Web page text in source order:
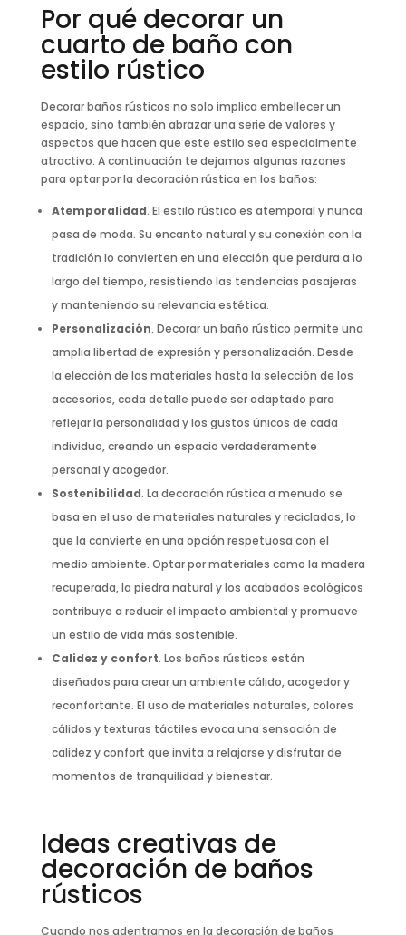
Por qué decorar un
cuarto de baño con
estilo rústico
Decorar baños rústicos no solo implica embellecer un
espacio, sino también abrazar una serie de valores y
aspectos que hacen que este estilo sea especialmente
atractivo. A continuación te dejamos algunas razones
para optar por la decoración rústica en los baños:
Atemporalidad. El estilo rústico es atemporal y nunca
pasa de moda. Su encanto natural y su conexión con la
tradición lo convierten en una elección que perdura a lo
largo del tiempo, resistiendo las tendencias pasajeras
y manteniendo su relevancia estética.
Personalización. Decorar un baño rústico permite una
amplia libertad de expresión y personalización. Desde
la elección de los materiales hasta la selección de los
accesorios, cada detalle puede ser adaptado para
reflejar la personalidad y los gustos únicos de cada
individuo, creando un espacio verdaderamente
personal y acogedor.
Sostenibilidad. La decoración rústica a menudo se
basa en el uso de materiales naturales y reciclados, lo
que la convierte en una opción respetuosa con el
medio ambiente. Optar por materiales como la madera
recuperada, la piedra natural y los acabados ecológicos
contribuye a reducir el impacto ambiental y promueve
un estilo de vida más sostenible.
Calidez y confort. Los baños rústicos están
diseñados para crear un ambiente cálido, acogedor y
reconfortante. El uso de materiales naturales, colores
cálidos y texturas táctiles evoca una sensación de
calidez y confort que invita a relajarse y disfrutar de
momentos de tranquilidad y bienestar.
Ideas creativas de
decoración de baños
rústicos
Cuando nos adentramos en la decoración de baños